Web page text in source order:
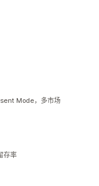
Mode，多市场
存率